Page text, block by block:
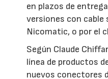
en plazos de
versiones con cable
Nicomatic, o por el
Según Claude
línea de productos
nuevos conectores